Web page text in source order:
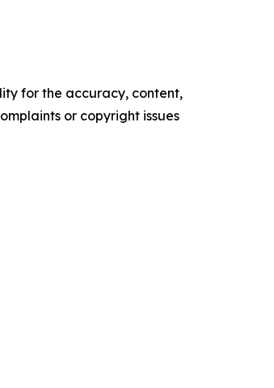
for the accuracy, content,
or copyright issues